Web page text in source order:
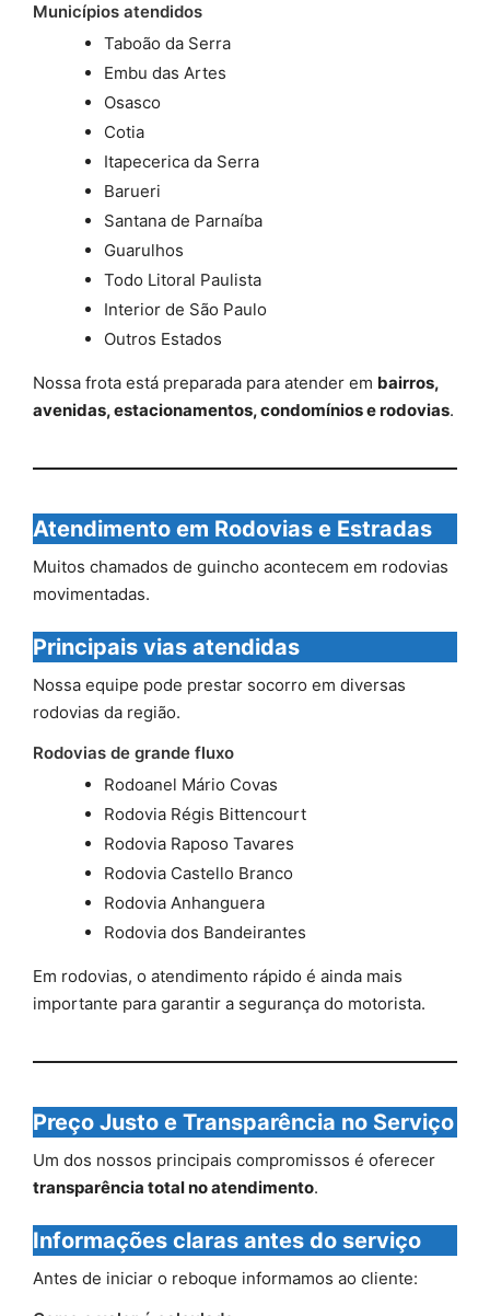
Municípios atendidos
Taboão da Serra
Embu das Artes
Osasco
Cotia
Itapecerica da Serra
Barueri
Santana de Parnaíba
Guarulhos
Todo Litoral Paulista
Interior de São Paulo
Outros Estados
Nossa frota está preparada para atender em bairros,
avenidas, estacionamentos, condomínios e rodovias.
Atendimento em Rodovias e Estradas
Muitos chamados de guincho acontecem em rodovias
movimentadas.
Principais vias atendidas
Nossa equipe pode prestar socorro em diversas
rodovias da região.
Rodovias de grande fluxo
Rodoanel Mário Covas
Rodovia Régis Bittencourt
Rodovia Raposo Tavares
Rodovia Castello Branco
Rodovia Anhanguera
Rodovia dos Bandeirantes
Em rodovias, o atendimento rápido é ainda mais
importante para garantir a segurança do motorista.
Preço Justo e Transparência no Serviço
Um dos nossos principais compromissos é oferecer
transparência total no atendimento.
Informações claras antes do serviço
Antes de iniciar o reboque informamos ao cliente: